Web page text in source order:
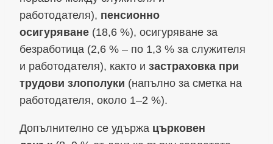
работодателя), пенсионно
осигуряване (18,6 %), осигуряване за
безработица (2,6 % – по 1,3 % за служителя
и работодателя), както и застраховка при
трудови злополуки (напълно за сметка на
работодателя, около 1–2 %).
Допълнително се удържа църковен